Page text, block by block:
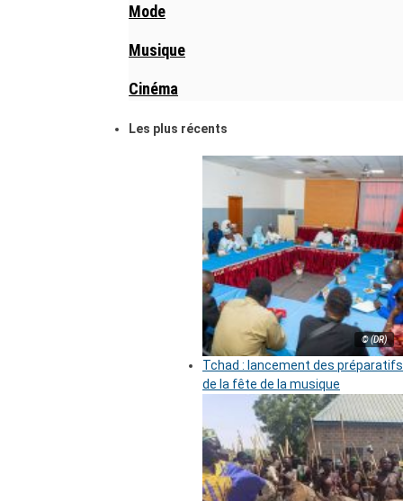
Mode
Musique
Cinéma
Les plus récents
© (DR)
Tchad : lancement des préparatifs
de la fête de la musique